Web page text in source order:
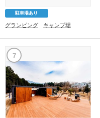
駐車場あり
グランピング キャンプ場
7